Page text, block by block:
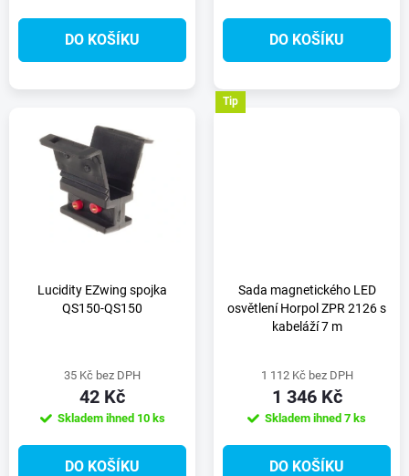
d
u
u
DO KOŠÍKU DO KOŠÍKU
Lucidity EZwing spojka
QS150-QS150
35 Kč bez DPH
42 Kč
Skladem ihned 10 ks
DO KOŠÍKU
Tip
Sada magnetického LED
osvětlení Horpol ZPR 2126 s
kabeláží 7 m
1 112 Kč bez DPH
1 346 Kč
Skladem ihned 7 ks
DO KOŠÍKU